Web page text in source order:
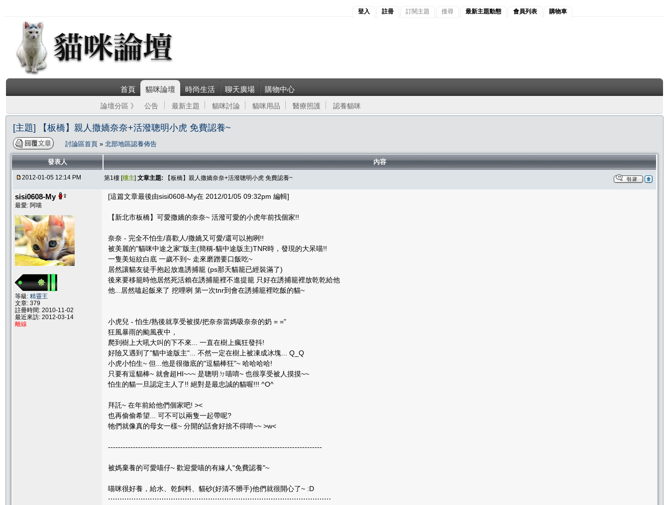
登入 註冊 訂閱主題 搜尋 最新主題動態 會員列表 購物車
首頁 貓咪論壇 時尚生活 聊天廣場 購物中心
論壇分區 》 公告 最新主題 貓咪討論 貓咪用品 醫療照護 認養貓咪
[主題] 【板橋】親人撒嬌奈奈+活潑聰明小虎 免費認養~
討論區首頁 » 北部地區認養佈告
發表人 內容
2012-01-05 12:14 PM 第1樓 [樓主] 文章主題: 【板橋】親人撒嬌奈奈+活潑聰明小虎 免費認養~
sisi0608-My
最愛: 阿喵
等級: 精靈王
文章: 379
註冊時間: 2010-11-02
最近來訪: 2012-03-14
離線
[這篇文章最後由sisi0608-My在 2012/01/05 09:32pm 編輯]
【新北市板橋】可愛撒嬌的奈奈~ 活潑可愛的小虎年前找個家!!
奈奈 - 完全不怕生/喜歡人/撒嬌又可愛/還可以抱咧!!
被美麗的"貓咪中途之家"版主(簡稱-貓中途版主)TNR時，發現的大呆喵!!
一隻美短紋白底 一歲不到~ 走來磨蹭要口飯吃~
居然讓貓友徒手抱起放進誘捕籠 (ps那天貓籠已經裝滿了)
後來要移籠時他居然死活賴在誘捕籠裡不進提籠 只好在誘捕籠裡放乾乾給他
他...居然嗑起飯來了 挖哩咧 第一次tnr到會在誘捕籠裡吃飯的貓~
小虎兒 - 怕生/熟後就享受被摸/把奈奈當媽吸奈奈的奶 = ="
狂風暴雨的颱風夜中，
爬到樹上大吼大叫的下不來... 一直在樹上瘋狂發抖!
好險又遇到了"貓中途版主"... 不然一定在樹上被凍成冰塊... Q_Q
小虎小怕生~ 但...他是很徹底的"逗貓棒狂"~ 哈哈哈哈!
只要有逗貓棒~ 就會超HI~~~ 是聰明ㄉ喵唷~ 也很享受被人摸摸~~
怕生的貓一旦認定主人了!! 絕對是最忠誠的貓喔!!! ^O^
拜託~ 在年前給他們個家吧! ><
也再偷偷希望... 可不可以兩隻一起帶呢?
牠們就像真的母女一樣~ 分開的話會好捨不得唷~~ >w<
--------------------------------------------------------------------------------------
被媽棄養的可愛喵仔~ 歡迎愛喵的有緣人"免費認養"~
喵咪很好養，給水、乾飼料、貓砂(好清不髒手)他們就很開心了~ :D
⋯⋯⋯⋯⋯⋯⋯⋯⋯⋯⋯⋯⋯⋯⋯⋯⋯⋯⋯⋯⋯⋯⋯⋯⋯⋯⋯⋯⋯⋯⋯⋯